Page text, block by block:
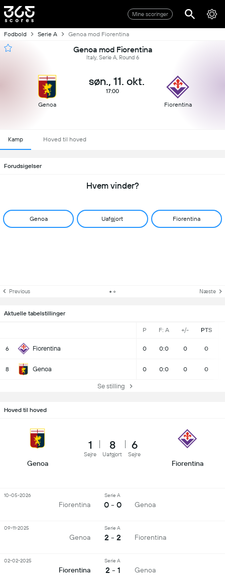
Mine scoringer
Fodbold Serie A Genoa mod Fiorentina
Genoa mod Fiorentina
Italy, Serie A, Round 6
Genoa
søn., 11. okt.
17:00
Fiorentina
Kamp Hoved til hoved
Forudsigelser
Hvem vinder?
Genoa Uafgjort Fiorentina
Previous Næste
Aktuelle tabelstillinger
P F: A +/- PTS
6 Fiorentina 0 0:0 0 0
8 Genoa 0 0:0 0 0
Se stilling
Hoved til hoved
Genoa
1
Sejre
8
Uafgjort
6
Sejre
Fiorentina
Fiorentina
Serie A
0 - 0 Genoa
10-05-2026
Genoa
Serie A
2 - 2 Fiorentina
09-11-2025
Fiorentina
Serie A
2 - 1 Genoa
02-02-2025